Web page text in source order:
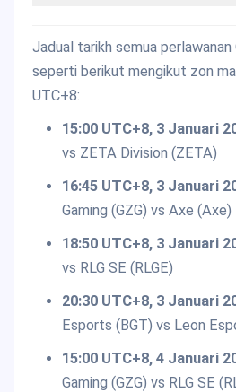
Jadual tarikh semua perlawanan
seperti berikut mengikut zon
UTC+8:
15:00 UTC+8, 3 Januari
vs ZETA Division (ZETA)
16:45 UTC+8, 3 Januari
Gaming (GZG) vs Axe (Axe)
18:50 UTC+8, 3 Januari
vs RLG SE (RLGE)
20:30 UTC+8, 3 Januari
Esports (BGT) vs Leon
15:00 UTC+8, 4 Januari
Gaming (GZG) vs RLG SE